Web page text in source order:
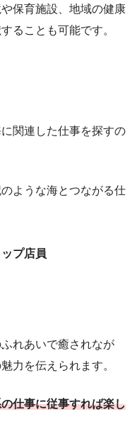
保育施設、地域の健康
ることも可能です。
関連した仕事を探すの
ような海とつながる仕
プ店員
れあいで癒されなが
力を伝えられます。
仕事に従事すれば楽し